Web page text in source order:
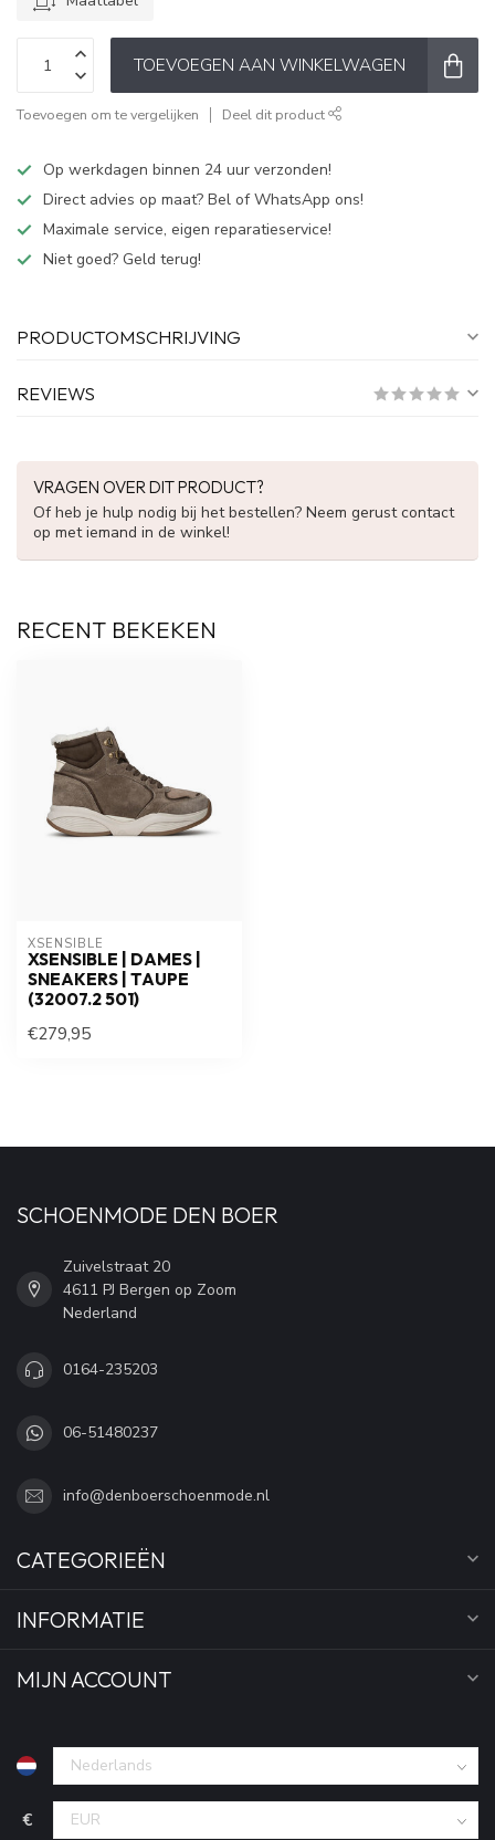
TOEVOEGEN AAN WINKELWAGEN
Toevoegen om te vergelijken Deel dit product
Op werkdagen binnen 24 uur verzonden!
Direct advies op maat? Bel of WhatsApp ons!
Maximale service, eigen reparatieservice!
Niet goed? Geld terug!
PRODUCTOMSCHRIJVING
REVIEWS
VRAGEN OVER DIT PRODUCT?
Of heb je hulp nodig bij het bestellen? Neem gerust contact
op met iemand in de winkel!
RECENT BEKEKEN
XSENSIBLE
XSENSIBLE | DAMES |
SNEAKERS | TAUPE
(32007.2 501)
€279,95
SCHOENMODE DEN BOER
Zuivelstraat 20
4611 PJ Bergen op Zoom
Nederland
0164-235203
06-51480237
info@denboerschoenmode.nl
CATEGORIEËN
INFORMATIE
MIJN ACCOUNT
€